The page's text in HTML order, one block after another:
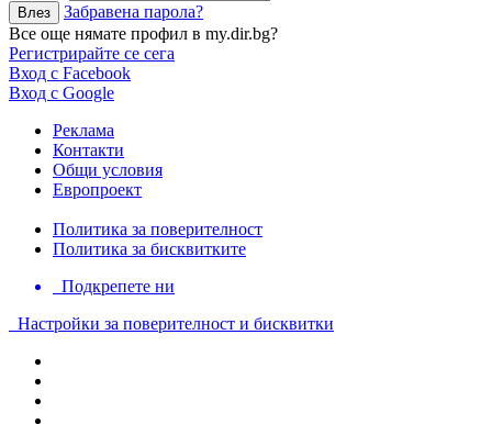
Забравена парола?
Все още нямате профил в my.dir.bg?
Регистрирайте се сега
Вход с Facebook
Вход с Google
Реклама
Контакти
Общи условия
Европроект
Политика за поверителност
Политика за бисквитките
Подкрепете ни
Настройки за поверителност и бисквитки